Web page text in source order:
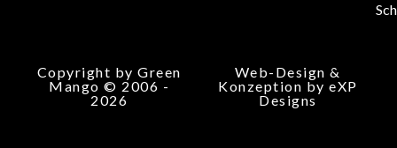
Copyright by Green
Mango © 2006 -
2026
Web-Design &
Konzeption by eXP
Designs